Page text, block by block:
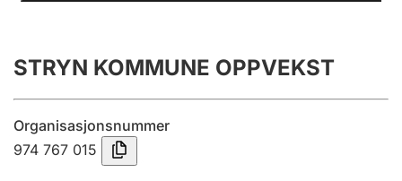
Årsregnskap
Innsending og forsinkelsesgebyr
Tinglysing
STRYN KOMMUNE OPPVEKST
Organisasjonsnummer
974 767 015